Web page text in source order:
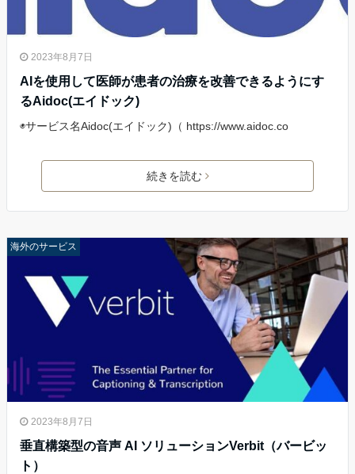
2023年8月7日
AIを使用して医師が患者の治療を改善できるようにす
るAidoc(エイドック)
◉サービス名Aidoc(エイドック)（ https://www.aidoc.co
続きを読む
海外のサービス
2023年8月7日
垂直構築型の音声 AI ソリューションVerbit（バービッ
ト）